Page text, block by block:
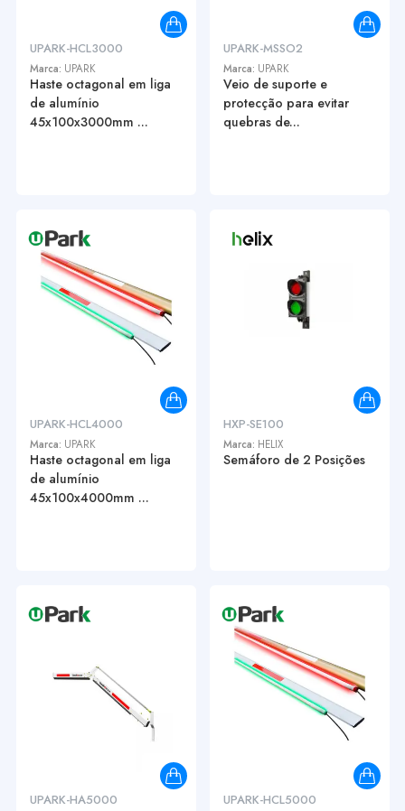
UPARK-HCL3000
Marca: UPARK
Haste octagonal em liga
de alumínio
45x100x3000mm ...
UPARK-MSSO2
Marca: UPARK
Veio de suporte e
protecção para evitar
quebras de...
UPARK-HCL4000
Marca: UPARK
Haste octagonal em liga
de alumínio
45x100x4000mm ...
HXP-SE100
Marca: HELIX
Semáforo de 2 Posições
UPARK-HA5000 UPARK-HCL5000